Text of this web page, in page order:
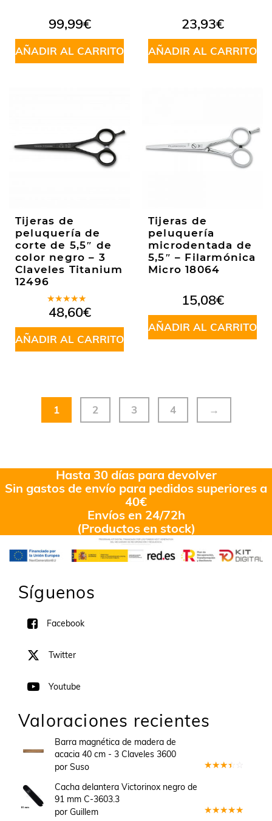
99,99€
AÑADIR AL CARRITO
23,93€
AÑADIR AL CARRITO
Tijeras de
peluquería de
corte de 5,5″ de
color negro – 3
Claveles Titanium
12496
Valorado
en5.00de
5
48,60€
AÑADIR AL CARRITO
Tijeras de
peluquería
microdentada de
5,5″ – Filarmónica
Micro 18064
15,08€
AÑADIR AL CARRITO
1 2 3 4 →
Hasta 30 días para devolver
Sin gastos de envío para pedidos superiores a
40€
Envíos en 24/72h
(Productos en stock)
Síguenos
Facebook
Twitter
Youtube
Valoraciones recientes
Barra magnética de madera de
acacia 40 cm - 3 Claveles 3600
por Suso
Cacha delantera Victorinox negro de
91 mm C-3603.3
por Guillem